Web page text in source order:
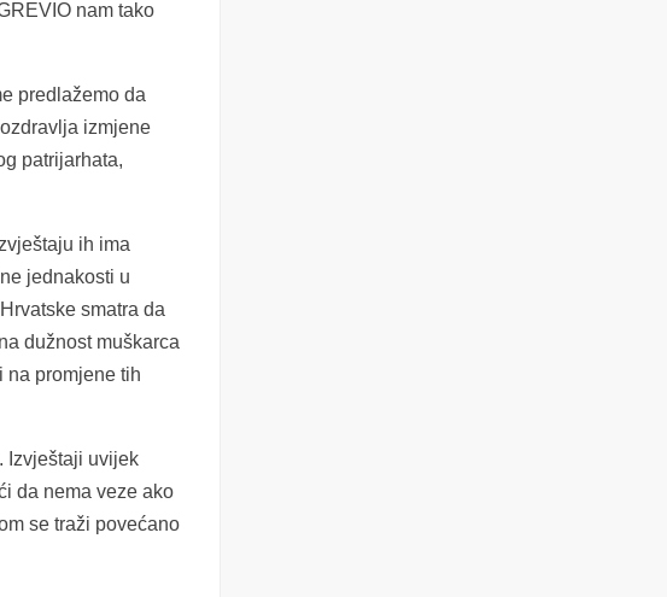
nam tako
predlažemo da
izmjene
patrijarhata,
ih ima
jednakosti u
smatra da
dužnost muškarca
na promjene tih
Izvještaji uvijek
da nema veze ako
se traži povećano